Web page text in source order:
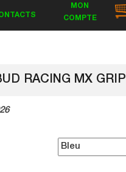
MON
COMPTE
RACING MX GRIP